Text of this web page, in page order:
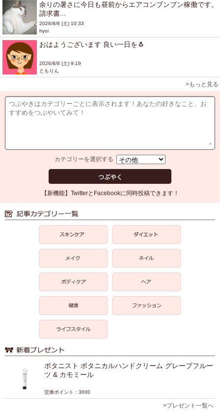
余りの暑さに今日も昼前からエアコンブンブン稼働です。
請求書...
2026/8/8 (土) 10:33
hyoi
おはようございます 良い一日を🐧
2026/8/8 (土) 9:19
ともりん
>もっと見る
カテゴリーを選択する
【新機能】TwitterとFacebookに同時投稿できます！
ボタニスト ボタニカルハンドクリーム グレープフルー
ツ & カモミール
交換ポイント：3000
>プレゼント一覧へ